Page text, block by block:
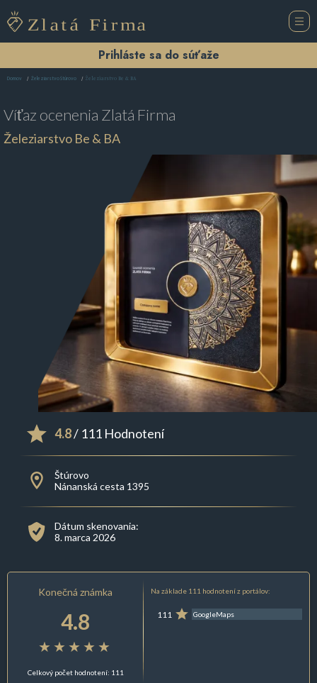
Prihláste sa do súťaže
Domov Železiarstvo Štúrovo Železiarstvo Be & BA
Víťaz ocenenia Zlatá Firma
Železiarstvo Be & BA
4.8/ 111 Hodnotení
Štúrovo
Nánanská cesta 1395
Dátum skenovania:
8. marca 2026
Konečná známka
4.8
Celkový počet hodnotení: 111
Na základe 111 hodnotení z portálov:
111 GoogleMaps